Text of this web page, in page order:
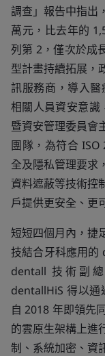
調查」報告中指出
萬元，比去年的
列第 2，僅次於成
型計畫持續拓展，
訊服務商，導入
相關人員資安意
暨資安管理委員會
團隊，為符合 ISO
全及隱私管理要求
資料遮蔽等技術控
戶提供更安全、更
短短四個月內，捷
技結合牙科應用的
dentall 技術副
dentallHiS 得以
自 2018 年即領先
的雲原生架構上進
制、系統加密、資